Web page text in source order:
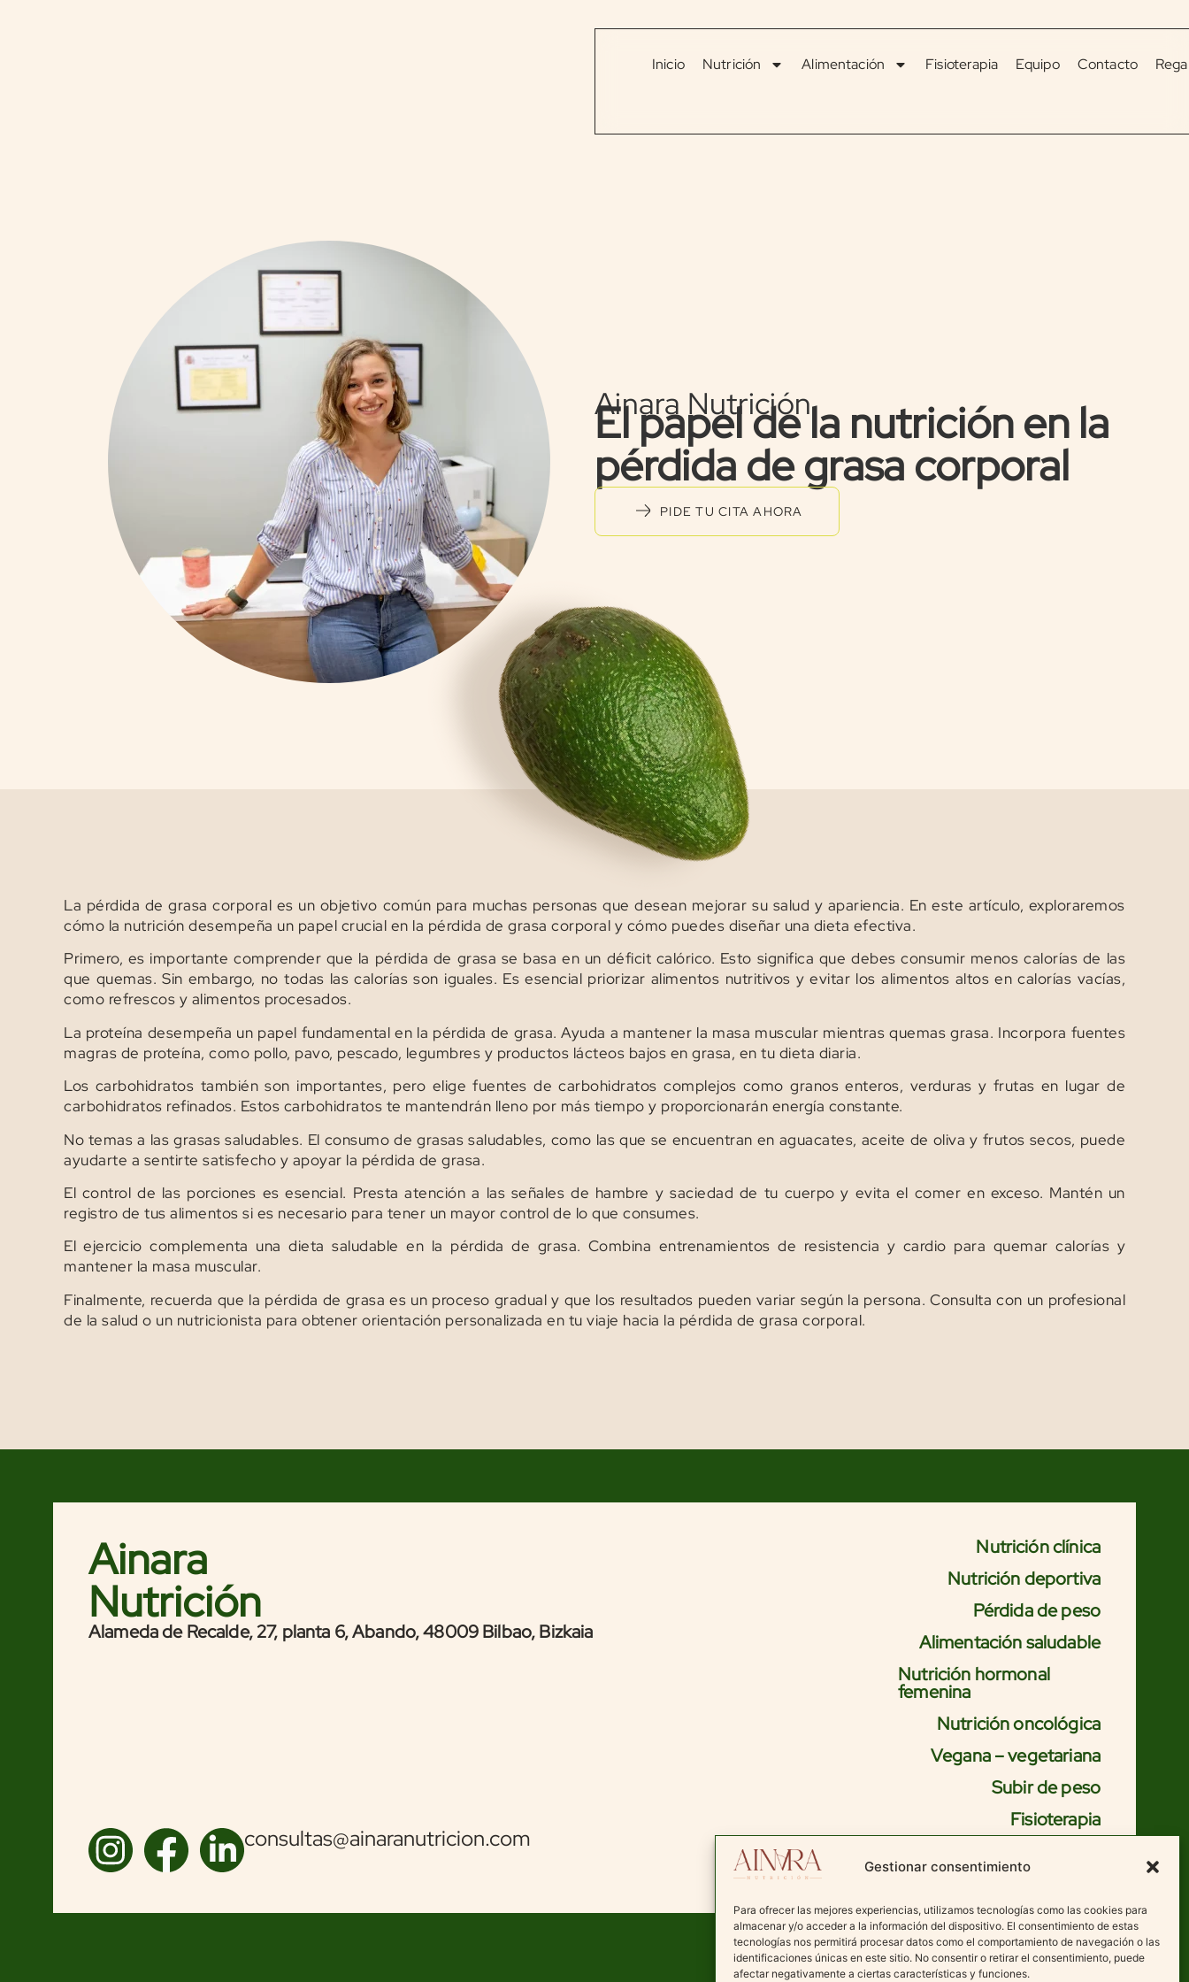
Gestionar consentimiento
Para ofrecer las mejores experiencias, utilizamos tecnologías como las cookies para
almacenar y/o acceder a la información del dispositivo. El consentimiento de estas
tecnologías nos permitirá procesar datos como el comportamiento de navegación o las
identificaciones únicas en este sitio. No consentir o retirar el consentimiento, puede
afectar negativamente a ciertas características y funciones.
Inicio Nutrición Alimentación Fisioterapia Equipo Contacto
Ainara Nutrición
El papel de la nutrición en la
pérdida de grasa corporal
PIDE TU CITA AHORA
La pérdida de grasa corporal es un objetivo común para muchas personas que desean mejorar su salud y apariencia. En este artículo, exploraremos
cómo la nutrición desempeña un papel crucial en la pérdida de grasa corporal y cómo puedes diseñar una dieta efectiva.
Primero, es importante comprender que la pérdida de grasa se basa en un déficit calórico. Esto significa que debes consumir menos calorías de las
que quemas. Sin embargo, no todas las calorías son iguales. Es esencial priorizar alimentos nutritivos y evitar los alimentos altos en calorías vacías,
como refrescos y alimentos procesados.
La proteína desempeña un papel fundamental en la pérdida de grasa. Ayuda a mantener la masa muscular mientras quemas grasa. Incorpora fuentes
magras de proteína, como pollo, pavo, pescado, legumbres y productos lácteos bajos en grasa, en tu dieta diaria.
Los carbohidratos también son importantes, pero elige fuentes de carbohidratos complejos como granos enteros, verduras y frutas en lugar de
carbohidratos refinados. Estos carbohidratos te mantendrán lleno por más tiempo y proporcionarán energía constante.
No temas a las grasas saludables. El consumo de grasas saludables, como las que se encuentran en aguacates, aceite de oliva y frutos secos, puede
ayudarte a sentirte satisfecho y apoyar la pérdida de grasa.
El control de las porciones es esencial. Presta atención a las señales de hambre y saciedad de tu cuerpo y evita el comer en exceso. Mantén un
registro de tus alimentos si es necesario para tener un mayor control de lo que consumes.
El ejercicio complementa una dieta saludable en la pérdida de grasa. Combina entrenamientos de resistencia y cardio para quemar calorías y
mantener la masa muscular.
Finalmente, recuerda que la pérdida de grasa es un proceso gradual y que los resultados pueden variar según la persona. Consulta con un profesional
de la salud o un nutricionista para obtener orientación personalizada en tu viaje hacia la pérdida de grasa corporal.
Ainara
Nutrición
Alameda de Recalde, 27, planta 6, Abando, 48009 Bilbao, Bizkaia
Nutrición clínica
Nutrición deportiva
Pérdida de peso
Alimentación saludable
Nutrición hormonal
femenina
Nutrición oncológica
Vegana – vegetariana
Subir de peso
Fisioterapia
consultas@ainaranutricion.com